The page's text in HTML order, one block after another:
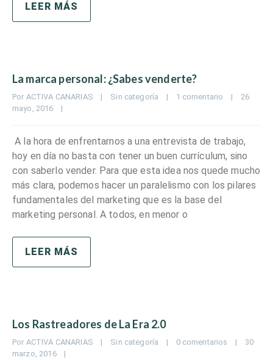
LEER MÁS
La marca personal: ¿Sabes venderte?
Por ACTIVA CANARIAS | Sin categoría | 1 comentario |
26
mayo, 2016 |
A la hora de enfrentarnos a una entrevista de trabajo,
hoy en día no basta con tener un buen currículum, sino
con saberlo vender. Para que esta idea nos quede mucho
más clara, podemos hacer un paralelismo con los pilares
fundamentales del marketing que es la base del
marketing personal. A todos, en menor o
LEER MÁS
Los Rastreadores de La Era 2.0
Por ACTIVA CANARIAS | Sin categoría | 0 comentarios |
30
marzo, 2016 |